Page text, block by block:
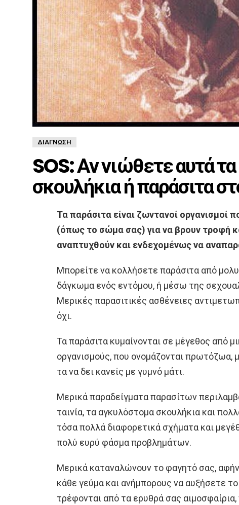
ΔΙΆΓΝΩΣΗ
SOS: Αν νιώθετε αυτά
σκουλήκια ή παράσιτα
Τα παράσιτα είναι ζωντανοί οργανισμοί
(όπως το σώμα σας) για να βρουν τροφή
αναπτυχθούν και ενδεχομένως να
Μπορείτε να κολλήσετε παράσιτα από
δάγκωμα ενός εντόμου, ή μέσω της
Μερικές παρασιτικές ασθένειες
όχι.
Τα παράσιτα κυμαίνονται σε μέγεθος από
οργανισμούς, που ονομάζονται πρωτόζωα,
τα να δει κανείς με γυμνό μάτι.
Μερικά παραδείγματα παρασίτων
ταινία, τα αγκυλόστομα σκουλήκια και
τόσα πολλά διαφορετικά σχήματα και
πολύ ευρύ φάσμα προβλημάτων.
Μερικά καταναλώνουν το φαγητό σας,
κάθε γεύμα και ανήμπορους να αυξήσετε
τρέφονται από τα ερυθρά σας